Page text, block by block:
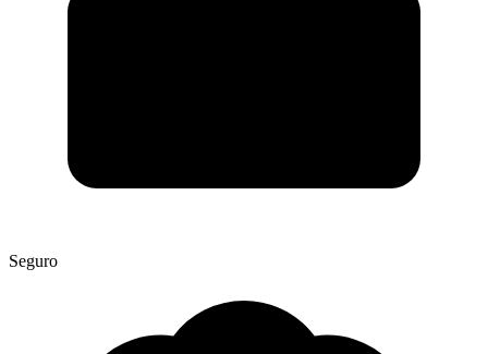
Seguro